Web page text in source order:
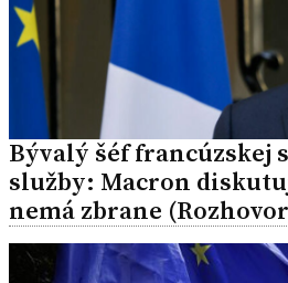
Bývalý šéf francúzskej
služby: Macron
nemá zbrane